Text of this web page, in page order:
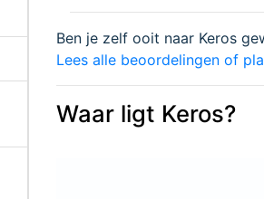
Ben je zelf ooit naar Keros
Lees alle beoordelingen of
Waar ligt Keros?